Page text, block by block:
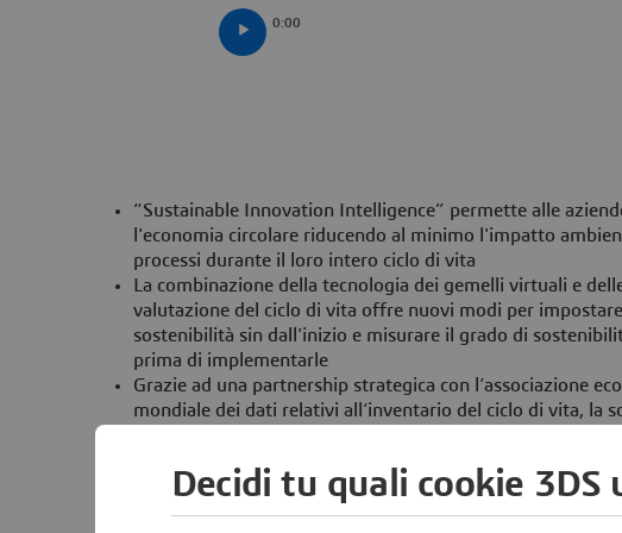
0:00
“Sustainable Innovation Intelligence” permette alle
l'economia circolare riducendo al minimo l'impatto
processi durante il loro intero ciclo di vita
La combinazione della tecnologia dei gemelli virtuali e
valutazione del ciclo di vita offre nuovi modi per
sostenibilità sin dall'inizio e misurare il grado di
prima di implementarle
Grazie ad una partnership strategica con l’associazione
mondiale dei dati relativi all’inventario del ciclo di vita, la
Decidi tu quali cookie 3DS